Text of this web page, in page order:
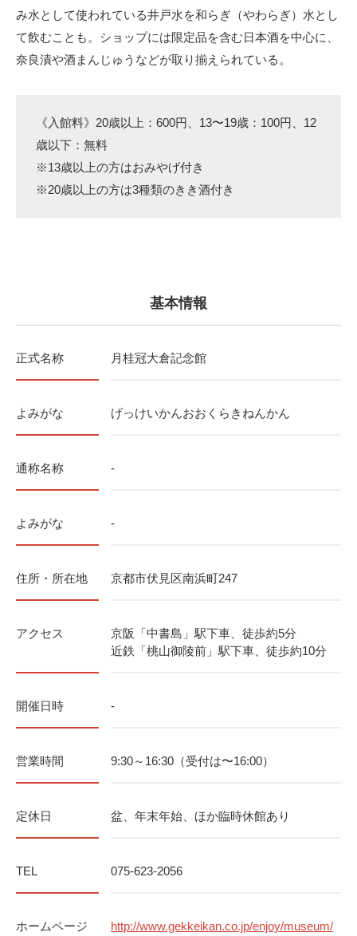
み水として使われている井戸水を和らぎ（やわらぎ）水とし
て飲むことも。ショップには限定品を含む日本酒を中心に、
奈良漬や酒まんじゅうなどが取り揃えられている。
《入館料》20歳以上：600円、13〜19歳：100円、12
歳以下：無料
※13歳以上の方はおみやげ付き
※20歳以上の方は3種類のきき酒付き
基本情報
正式名称 月桂冠大倉記念館
よみがな げっけいかんおおくらきねんかん
通称名称 -
よみがな -
住所・所在地 京都市伏見区南浜町247
アクセス
京阪「中書島」駅下車、徒歩約5分
近鉄「桃山御陵前」駅下車、徒歩約10分
開催日時 -
営業時間 9:30～16:30（受付は〜16:00）
定休日 盆、年末年始、ほか臨時休館あり
TEL 075-623-2056
ホームページ http://www.gekkeikan.co.jp/enjoy/museum/